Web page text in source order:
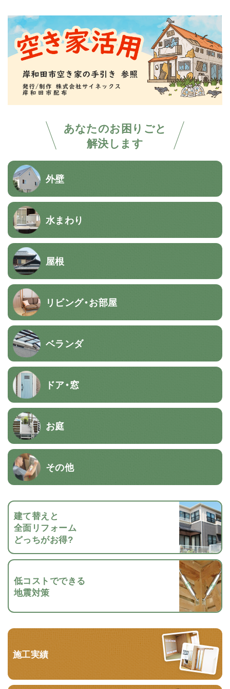
あなたのお困りごと
解決します
外壁
水まわり
屋根
リビング・お部屋
ベランダ
ドア・窓
お庭
その他
建て替えと
全面リフォーム
どっちがお得?
低コストでできる
地震対策
施工実績